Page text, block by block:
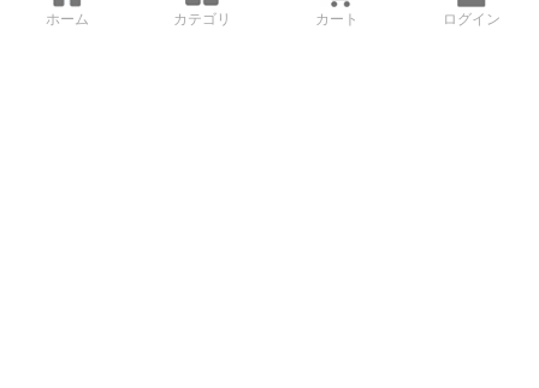
ホーム カテゴリ カート ログイン